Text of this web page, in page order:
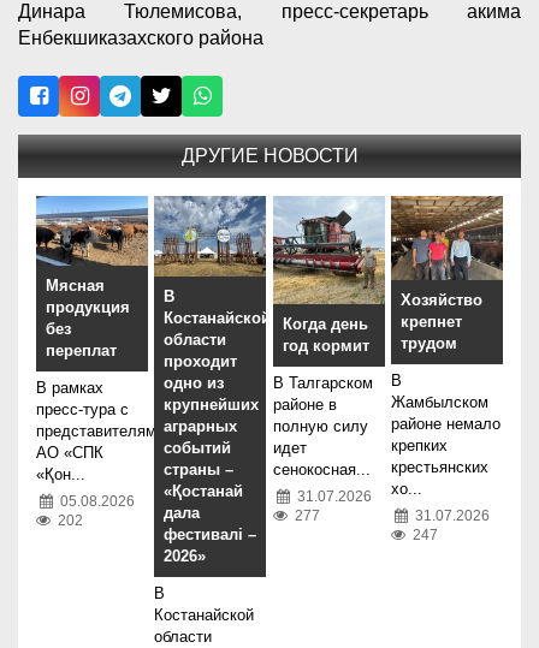
Динара Тюлемисова, пресс-секретарь акима
Енбекшиказахского района
ДРУГИЕ НОВОСТИ
Мясная
продукция
без
переплат
В рамках
пресс-тура с
представителями
АО «СПК
«Қон...
05.08.2026
202
В
Костанайской
области
проходит
одно из
крупнейших
аграрных
событий
страны –
«Қостанай
дала
фестивалі –
2026»
В
Костанайской
области
Когда день
год кормит
В Талгарском
районе в
полную силу
идет
сенокосная...
31.07.2026
277
Хозяйство
крепнет
трудом
В
Жамбылском
районе немало
крепких
крестьянских
хо...
31.07.2026
247